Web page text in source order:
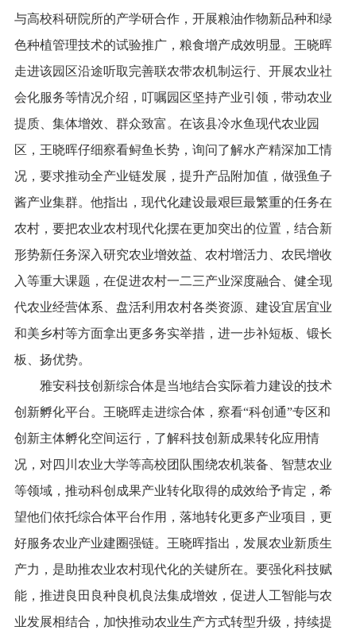
与高校科研院所的产学研合作，开展粮油作物新品种和绿
色种植管理技术的试验推广，粮食增产成效明显。王晓晖
走进该园区沿途听取完善联农带农机制运行、开展农业社
会化服务等情况介绍，叮嘱园区坚持产业引领，带动农业
提质、集体增效、群众致富。在该县冷水鱼现代农业园
区，王晓晖仔细察看鲟鱼长势，询问了解水产精深加工情
况，要求推动全产业链发展，提升产品附加值，做强鱼子
酱产业集群。他指出，现代化建设最艰巨最繁重的任务在
农村，要把农业农村现代化摆在更加突出的位置，结合新
形势新任务深入研究农业增效益、农村增活力、农民增收
入等重大课题，在促进农村一二三产业深度融合、健全现
代农业经营体系、盘活利用农村各类资源、建设宜居宜业
和美乡村等方面拿出更多务实举措，进一步补短板、锻长
板、扬优势。
雅安科技创新综合体是当地结合实际着力建设的技术
创新孵化平台。王晓晖走进综合体，察看“科创通”专区和
创新主体孵化空间运行，了解科技创新成果转化应用情
况，对四川农业大学等高校团队围绕农机装备、智慧农业
等领域，推动科创成果产业转化取得的成效给予肯定，希
望他们依托综合体平台作用，落地转化更多产业项目，更
好服务农业产业建圈强链。王晓晖指出，发展农业新质生
产力，是助推农业农村现代化的关键所在。要强化科技赋
能，推进良田良种良机良法集成增效，促进人工智能与农
业发展相结合，加快推动农业生产方式转型升级，持续提